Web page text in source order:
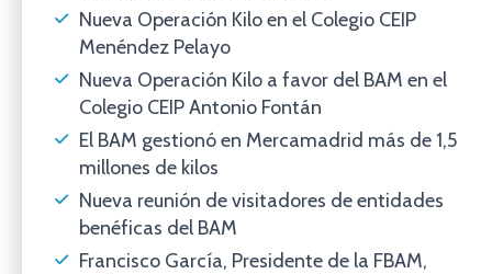
Nueva Operación Kilo en el Colegio CEIP
Menéndez Pelayo
Nueva Operación Kilo a favor del BAM en el
Colegio CEIP Antonio Fontán
El BAM gestionó en Mercamadrid más de 1,5
millones de kilos
Nueva reunión de visitadores de entidades
benéficas del BAM
Francisco García, Presidente de la FBAM,